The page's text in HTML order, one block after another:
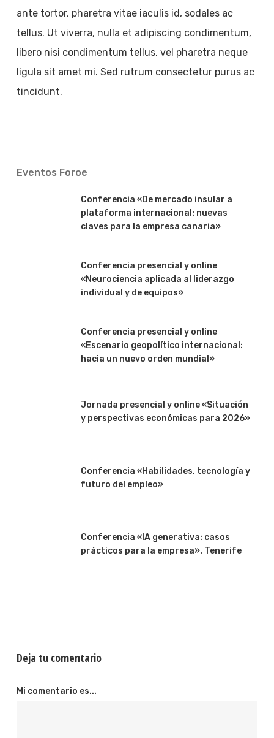
ante tortor, pharetra vitae iaculis id, sodales ac
tellus. Ut viverra, nulla et adipiscing condimentum,
libero nisi condimentum tellus, vel pharetra neque
ligula sit amet mi. Sed rutrum consectetur purus ac
tincidunt.
Eventos Foroe
Conferencia «De mercado insular a
plataforma internacional: nuevas
claves para la empresa canaria»
Conferencia presencial y online
«Neurociencia aplicada al liderazgo
individual y de equipos»
Conferencia presencial y online
«Escenario geopolítico internacional:
hacia un nuevo orden mundial»
Jornada presencial y online «Situación
y perspectivas económicas para 2026»
Conferencia «Habilidades, tecnología y
futuro del empleo»
Conferencia «IA generativa: casos
prácticos para la empresa». Tenerife
Deja tu comentario
Mi comentario es...